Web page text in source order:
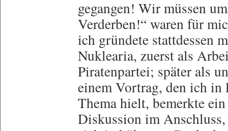
gegangen! Wir müssen
Verderben!“ waren für
ich gründete stattdessen
Nuklearia, zuerst als
Piratenpartei; später als
einem Vortrag, den ich in
Thema hielt, bemerkte
Diskussion im